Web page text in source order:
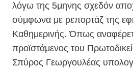
λόγω της 5μηνης σχεδόν
σύμφωνα με ρεπορτάζ της
Καθημερινής. Όπως
προϊστάμενος του
Σπύρος Γεωργουλέας